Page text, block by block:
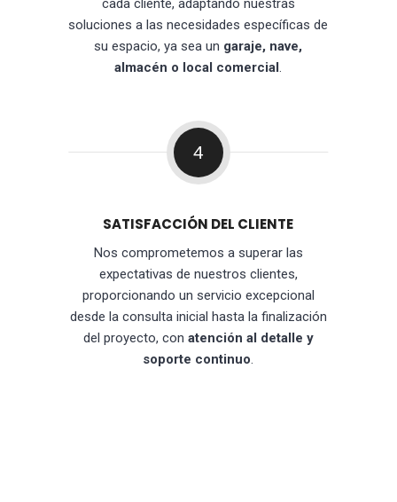
cada cliente, adaptando nuestras
soluciones a las necesidades específicas de
su espacio, ya sea un garaje, nave,
almacén o local comercial.
4
SATISFACCIÓN DEL CLIENTE
Nos comprometemos a superar las
expectativas de nuestros clientes,
proporcionando un servicio excepcional
desde la consulta inicial hasta la finalización
del proyecto, con atención al detalle y
soporte continuo.